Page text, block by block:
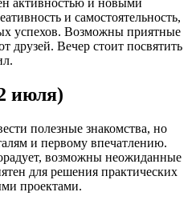
активностью и новыми
и самостоятельность,
успехов. Возможны приятные
друзей. Вечер стоит посвятить
июля)
полезные знакомства, но
и первому впечатлению.
возможны неожиданные
для решения практических
проектами.